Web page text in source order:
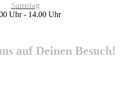
Samstag
Uhr - 14.00 Uhr
auf Deinen Besuch!